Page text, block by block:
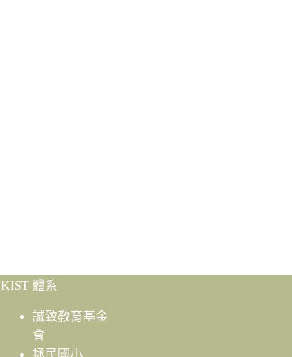
KIST 體系
誠致教育基金
會
拯民國小